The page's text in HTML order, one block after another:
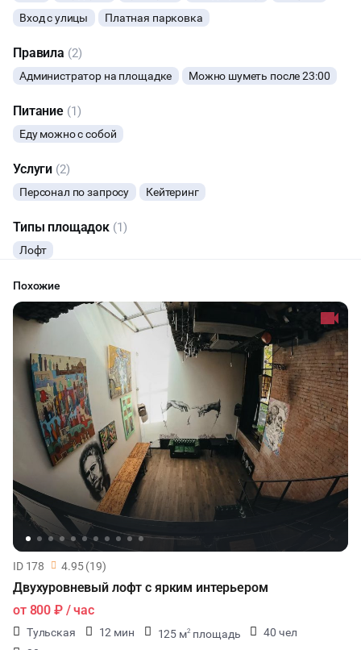
Вход с улицы
Платная парковка
Правила (2)
Администратор на площадке Можно шуметь после 23:00
Питание (1)
Еду можно с собой
Услуги (2)
Персонал по запросу Кейтеринг
Типы площадок (1)
Лофт
Похожие
ID 178 4.95 (19)
Двухуровневый лофт с ярким интерьером
от 800 ₽/ час
Тульская 12 мин 125 м2 площадь
40 чел